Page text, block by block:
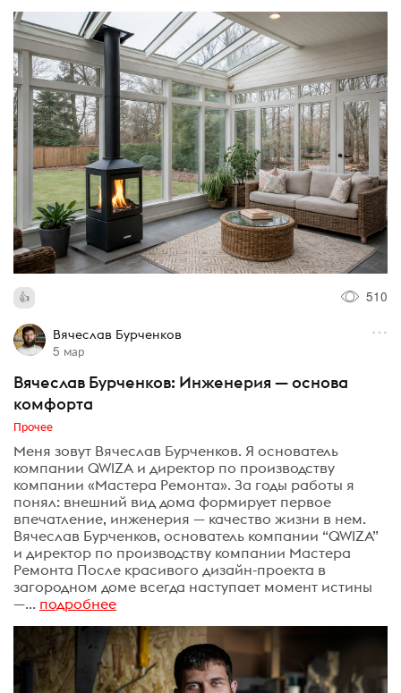
510
Вячеслав Бурченков
5 мар
Вячеслав Бурченков: Инженерия — основа
комфорта
Прочее
Меня зовут Вячеслав Бурченков. Я основатель
компании QWIZA и директор по производству
компании «Мастера Ремонта». За годы работы я
понял: внешний вид дома формирует первое
впечатление, инженерия — качество жизни в нем.
Вячеслав Бурченков, основатель компании “QWIZA”
и директор по производству компании Мастера
Ремонта После красивого дизайн-проекта в
загородном доме всегда наступает момент истины
—... подробнее